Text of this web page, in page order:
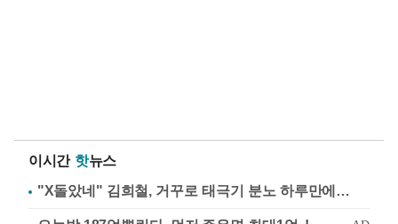
이시간 핫뉴스
"X돌았네" 김희철, 거꾸로 태극기 분노 하루만에…